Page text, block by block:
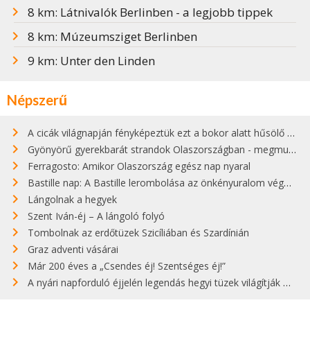
8 km: Látnivalók Berlinben - a legjobb tippek
8 km: Múzeumsziget Berlinben
9 km: Unter den Linden
Népszerű
A cicák világnapján fényképeztük ezt a bokor alatt hűsölő cicát Kisorosziban
Gyönyörű gyerekbarát strandok Olaszországban - megmutatjuk a 15 legjobbat
Ferragosto: Amikor Olaszország egész nap nyaral
Bastille nap: A Bastille lerombolása az önkényuralom végét jelentette
Lángolnak a hegyek
Szent Iván-éj – A lángoló folyó
Tombolnak az erdőtüzek Szicíliában és Szardínián
Graz adventi vásárai
Már 200 éves a „Csendes éj! Szentséges éj!”
A nyári napforduló éjjelén legendás hegyi tüzek világítják meg Zugspitzét